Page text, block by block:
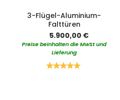
3-Flügel-Aluminium-
Falttüren
5.900,00 €
Preise beinhalten die MwSt und
Lieferung
Bewertung: